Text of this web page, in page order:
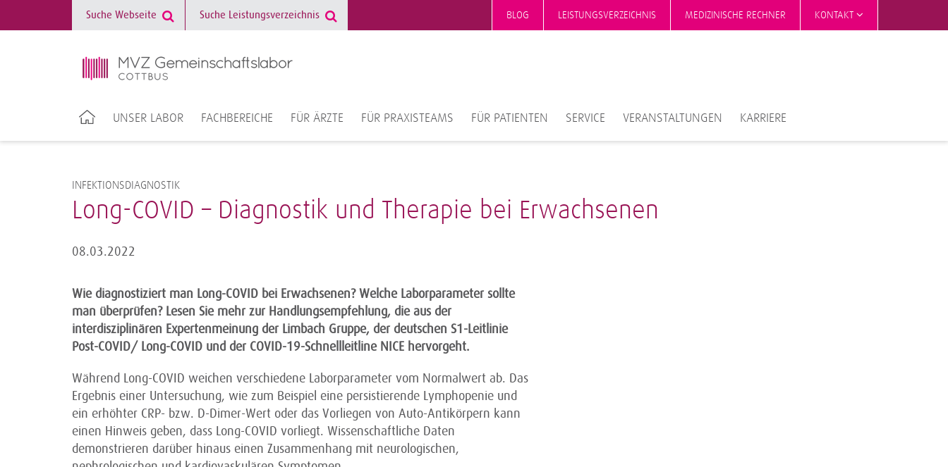
BLOG LEISTUNGSVERZEICHNIS MEDIZINISCHE RECHNER KONTAKT
UNSER LABOR FACHBEREICHE FÜR ÄRZTE FÜR PRAXISTEAMS FÜR PATIENTEN SERVICE VERANSTALTUNGEN KARRIERE
INFEKTIONSDIAGNOSTIK
Long-COVID – Diagnostik und Therapie bei Erwachsenen
08.03.2022
Wie diagnostiziert man Long-COVID bei Erwachsenen? Welche Laborparameter sollte
man überprüfen? Lesen Sie mehr zur Handlungsempfehlung, die aus der
interdisziplinären Expertenmeinung der Limbach Gruppe, der deutschen S1-Leitlinie
Post-COVID/ Long-COVID und der COVID-19-Schnellleitline NICE hervorgeht.
Während Long-COVID weichen verschiedene Laborparameter vom Normalwert ab. Das
Ergebnis einer Untersuchung, wie zum Beispiel eine persistierende Lymphopenie und
ein erhöhter CRP- bzw. D-Dimer-Wert oder das Vorliegen von Auto-Antikörpern kann
einen Hinweis geben, dass Long-COVID vorliegt. Wissenschaftliche Daten
demonstrieren darüber hinaus einen Zusammenhang mit neurologischen,